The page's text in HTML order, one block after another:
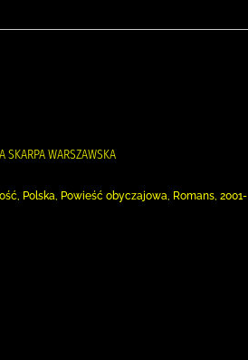
SKARPA WARSZAWSKA
Polska, Powieść obyczajowa, Romans, 2001-